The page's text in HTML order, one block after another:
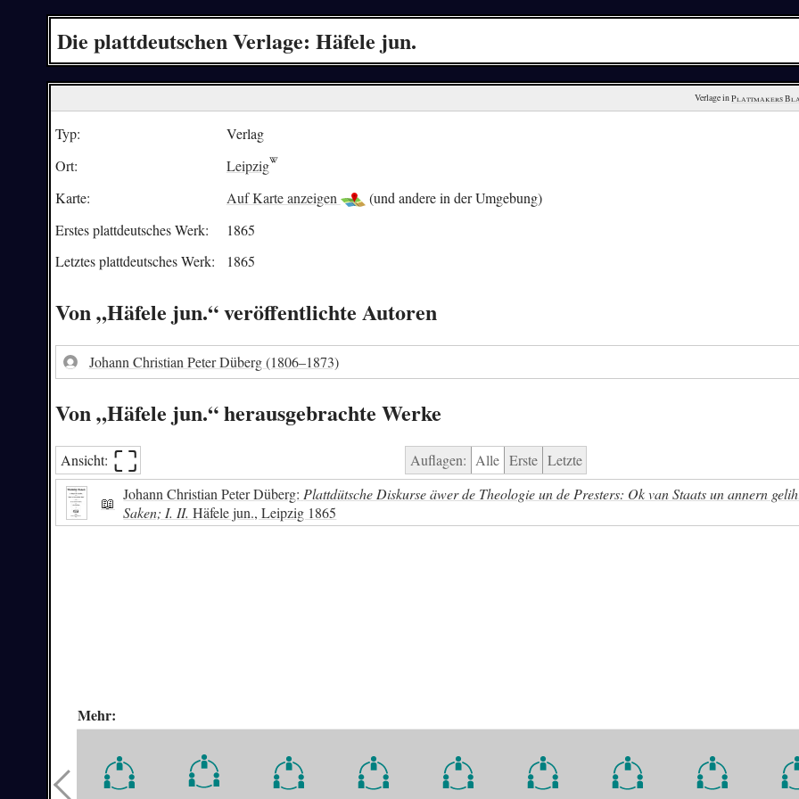
Die plattdeutschen Verlage: Häfele jun.
Verlage in Plattmakers
Typ:
Verlag
Ort:
Leipzig
Karte:
Auf Karte anzeigen
(und andere in der Umgebung)
Erstes plattdeutsches Werk:
1865
Letztes plattdeutsches Werk:
1865
Von „Häfele jun.“ veröffentlichte Autoren
Johann Christian Peter Düberg(1806–1873)
Von „Häfele jun.“ herausgebrachte Werke
Ansicht: ⛶︎ Auflagen: Alle Erste Letzte
📖 Johann Christian Peter Düberg: Plattdütsche Diskurse äwer de Theologie un de Presters: Ok van Staats un annern
Saken; I. II. Häfele jun., Leipzig 1865
Mehr: